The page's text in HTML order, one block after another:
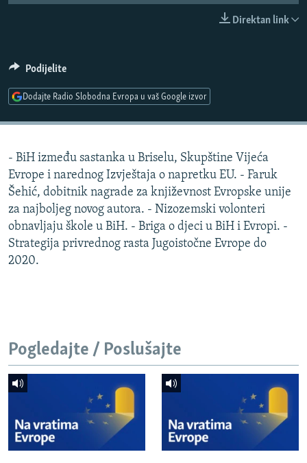
SPECIJALI RSE
VIŠE OD NASLOVA
TV LIBERTY
POST SCRIPTUM
MOJA EVROPA
TRI DECENIJE OD RATA U BIH
SVE KARTE DEJTONA
PRATITE NAS
Sve RFE/RL stranice
Direktan link
Podijelite
Dodajte Radio Slobodna Evropa u vaš Google izvor
- BiH između sastanka u Briselu, Skupštine Vijeća
Evrope i narednog Izvještaja o napretku EU. - Faruk
Šehić, dobitnik nagrade za književnost Evropske unije
za najboljeg novog autora. - Nizozemski volonteri
obnavljaju škole u BiH. - Briga o djeci u BiH i Evropi. -
Strategija privrednog rasta Jugoistočne Evrope do
2020.
Pogledajte / Poslušajte